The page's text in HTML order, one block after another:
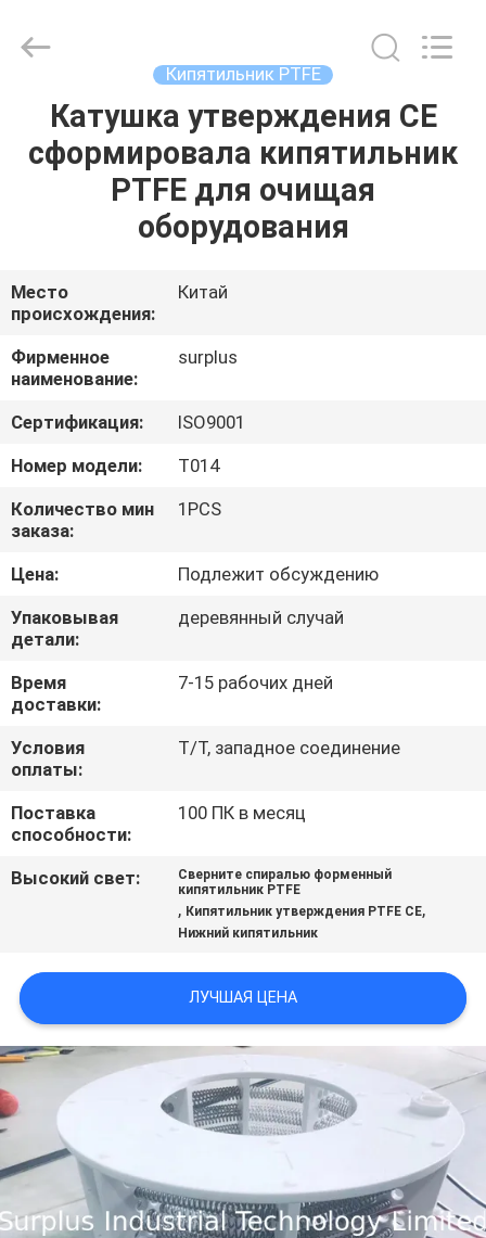
ДОМОЙ
ПРОДУКТЫ
НАС
ЭКСКУРСИЯ
ПО
ЗАВОДУ
КОНТРОЛЬ
КАЧЕСТВА
СВЯЖИТЕСЬ
С
НАМИ
НОВОСТИ
ЗАПРОСИТЕ
САЙТА
PRIVACY
POLICY
Limited.
Кипятильник PTFE
Катушка утверждения CE
сформировала кипятильник
PTFE для очищая
оборудования
Место
происхождения:
Китай
Фирменное
наименование:
surplus
Сертификация:
ISO9001
Номер модели:
T014
Количество мин
заказа:
1PCS
Цена:
Подлежит обсуждению
Упаковывая
детали:
деревянный случай
Время
доставки:
7-15 рабочих дней
Условия
оплаты:
T/T, западное соединение
Поставка
способности:
100 ПК в месяц
Высокий свет:
Сверните спиралью форменный
кипятильник PTFE
, Кипятильник утверждения PTFE CE,
Нижний кипятильник
ЛУЧШАЯ ЦЕНА